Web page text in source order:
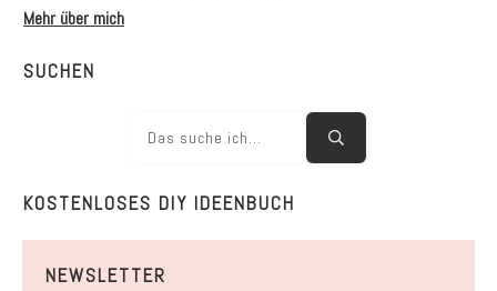
Mehr über mich
SUCHEN
KOSTENLOSES DIY IDEENBUCH
NEWSLETTER